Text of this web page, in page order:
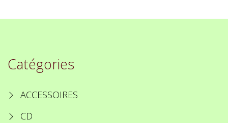
Catégories
ACCESSOIRES
CD